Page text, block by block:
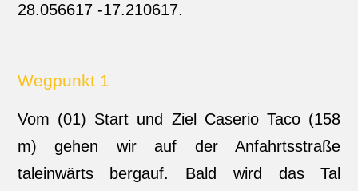
28.056617 -17.210617.
Wegpunkt 1
Vom (01) Start und Ziel Caserio Taco (158
m) gehen wir auf der Anfahrtsstraße
taleinwärts bergauf. Bald wird das Tal